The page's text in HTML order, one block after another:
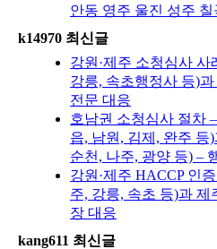
안동 영주 울진 성주
k14970 최신글
강원·제주 소청심사
강릉, 속초행정사 등)
전문 대응
호남권 소청심사 절차
읍, 남원, 김제, 완주 등
순천, 나주, 광양 등) –
강원·제주 HACCP 인
주, 강릉, 속초 등)과 제
장 대응
kang611 최신글